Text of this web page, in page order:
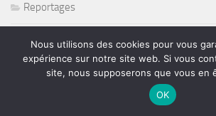
Reportages
Restaurant
Rétromobile 2011
Nous utilisons des cookies pour vous
expérience sur notre site web. Si vous
site, nous supposerons que vous en
OK